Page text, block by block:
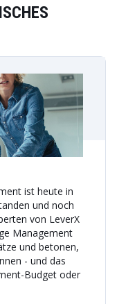
ist heute in
und noch
von LeverX
Management
und betonen,
- und das
Budget oder